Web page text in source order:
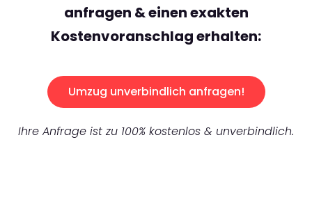
anfragen & einen exakten
Kostenvoranschlag erhalten:
Umzug unverbindlich anfragen!
Ihre Anfrage ist zu 100% kostenlos & unverbindlich.